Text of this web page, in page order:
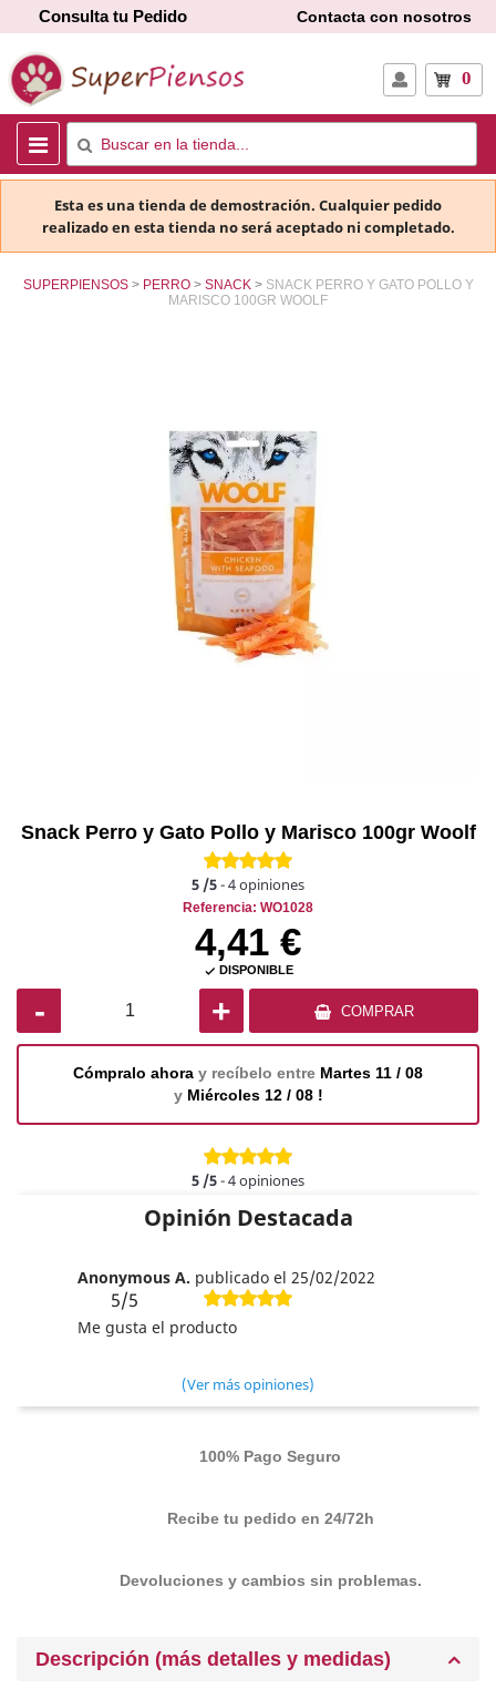
Consulta tu Pedido Contacta con nosotros
0
Esta es una tienda de demostración. Cualquier pedido
realizado en esta tienda no será aceptado ni completado.
SUPERPIENSOS PERRO SNACK
SNACK PERRO Y GATO POLLO Y
MARISCO 100GR WOOLF
Snack Perro y Gato Pollo y Marisco 100gr Woolf
5 /5-4opiniones
Referencia: WO1028
4,41 €
 DISPONIBLE
- + COMPRAR
Cómpralo ahora y recíbelo entre Martes 11 / 08
y Miércoles 12 / 08 !
5 /5-4opiniones
Opinión Destacada
Anonymous A. publicado el 25/02/2022
5/5
Me gusta el producto
(Ver más opiniones)
100% Pago Seguro
Recibe tu pedido en 24/72h
Devoluciones y cambios sin problemas.
Descripción (más detalles y medidas)